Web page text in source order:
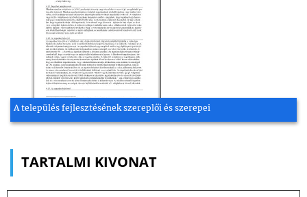
A település fejlesztésének szereplői és szerepei
TARTALMI KIVONAT